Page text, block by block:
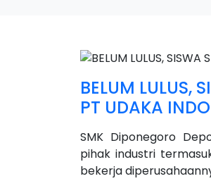
BELUM LULUS,
PT UDAKA
SMK Diponegoro
pihak industri
bekerja